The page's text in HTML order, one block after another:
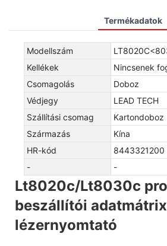
Termékadatok
Modellszám
Kellékek
Nincsenek
Csomagolás
Doboz
Védjegy
LEAD TECH
Szállítási csomag
Kartondoboz
Származás
Kína
HR-kód
8443321200
-
-
Lt8020c/Lt8030c
beszállítói adatmátrix
lézernyomtató